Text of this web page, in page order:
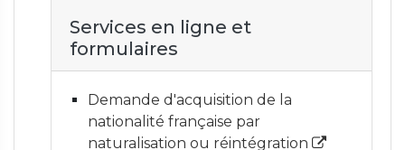
Services en ligne et
formulaires
Demande d'acquisition de la
nationalité française par
naturalisation ou réintégration